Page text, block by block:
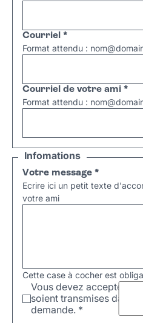
Courriel *
Format attendu :
Courriel de votre ami *
Format attendu :
Infomations
Votre message *
Ecrire ici un petit texte
votre ami
Cette case à cocher est
Vous devez accepter
soient transmises dans
demande. *